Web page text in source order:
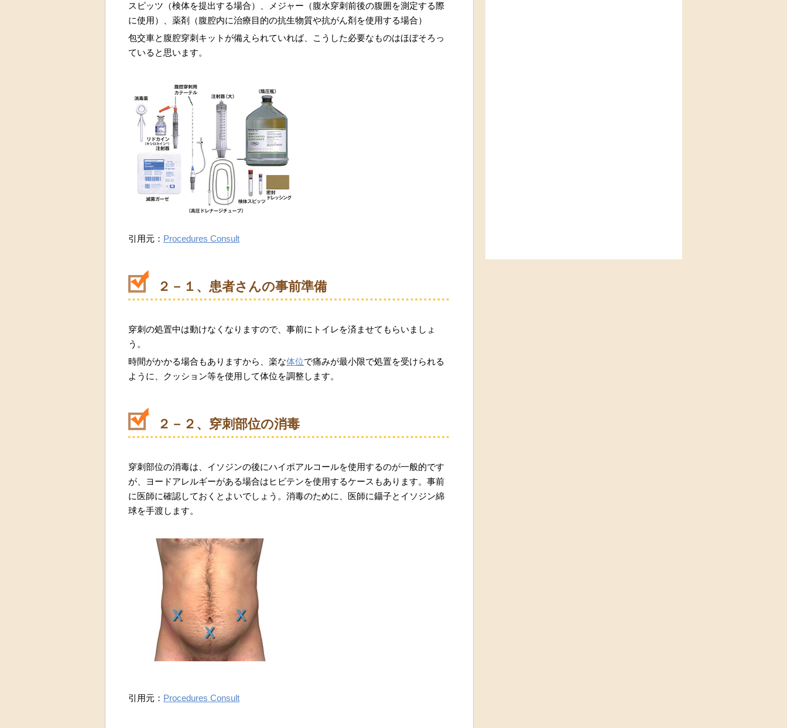
スピッツ（検体を提出する場合）、メジャー（腹水穿刺前後の腹囲を測定する際
に使用）、薬剤（腹腔内に治療目的の抗生物質や抗がん剤を使用する場合）
包交車と腹腔穿刺キットが備えられていれば、こうした必要なものはほぼそろっ
ていると思います。
引用元： Procedures Consult
２－１、患者さんの事前準備
穿刺の処置中は動けなくなりますので、事前にトイレを済ませてもらいましょ
う。
時間がかかる場合もありますから、楽な体位で痛みが最小限で処置を受けられる
ように、クッション等を使用して体位を調整します。
２－２、穿刺部位の消毒
穿刺部位の消毒は、イソジンの後にハイポアルコールを使用するのが一般的です
が、ヨードアレルギーがある場合はヒビテンを使用するケースもあります。事前
に医師に確認しておくとよいでしょう。消毒のために、医師に鑷子とイソジン綿
球を手渡します。
引用元： Procedures Consult